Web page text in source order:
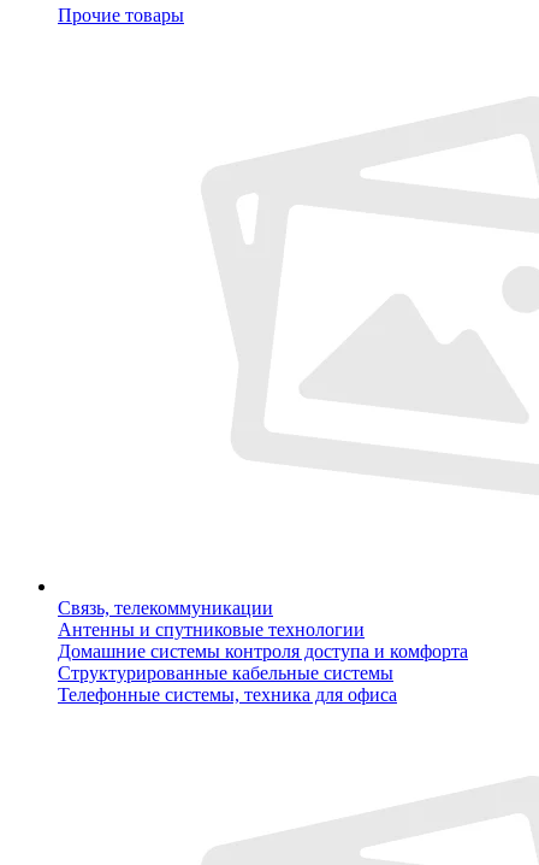
Прочие товары
Связь, телекоммуникации
Антенны и спутниковые технологии
Домашние системы контроля доступа и комфорта
Структурированные кабельные системы
Телефонные системы, техника для офиса